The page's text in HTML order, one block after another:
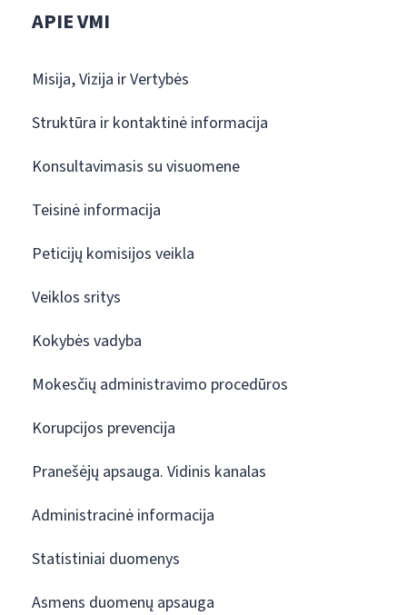
APIE VMI
Misija, Vizija ir Vertybės
Struktūra ir kontaktinė informacija
Konsultavimasis su visuomene
Teisinė informacija
Peticijų komisijos veikla
Veiklos sritys
Kokybės vadyba
Mokesčių administravimo procedūros
Korupcijos prevencija
Pranešėjų apsauga. Vidinis kanalas
Administracinė informacija
Statistiniai duomenys
Asmens duomenų apsauga